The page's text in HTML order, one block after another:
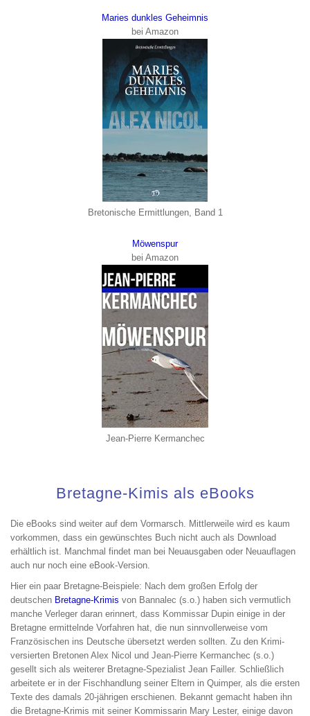
Maries dunkles Geheimnis
bei Amazon
Bretonische Ermittlungen, Band 1
Möwenspur
bei Amazon
Jean-Pierre Kermanchec
Bretagne-Kimis als eBooks
Die eBooks sind weiter auf dem Vormarsch. Mittlerweile wird es kaum
vorkommen, dass ein gewünschtes Buch nicht auch als Download
erhältlich ist. Manchmal findet man bei Neuausgaben oder Neuauflagen
auch nur noch eine eBook-Version.
Hier ein paar Bretagne-Beispiele: Nach dem großen Erfolg der
deutschen Bretagne-Krimis von Bannalec (s.o.) haben sich vermutlich
manche Verleger daran erinnert, dass Kommissar Dupin einige in der
Bretagne ermittelnde Vorfahren hat, die nun sinnvollerweise vom
Französischen ins Deutsche übersetzt werden sollten. Zu den Krimi-
versierten Bretonen Alex Nicol und Jean-Pierre Kermanchec (s.o.)
gesellt sich als weiterer Bretagne-Spezialist Jean Failler. Schließlich
arbeitete er in der Fischhandlung seiner Eltern in Quimper, als die ersten
Texte des damals 20-jährigen erschienen. Bekannt gemacht haben ihn
die Bretagne-Krimis mit seiner Kommissarin Mary Lester, einige davon